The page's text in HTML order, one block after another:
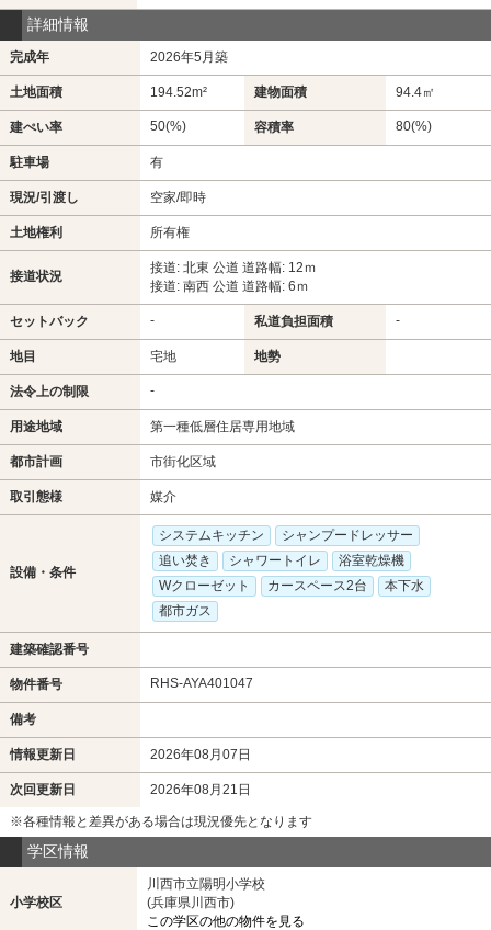
詳細情報
完成年 2026年5月築
土地面積 194.52m² 建物面積 94.4㎡
建ぺい率 50(%) 容積率 80(%)
駐車場 有
現況/引渡し 空家/即時
土地権利 所有権
接道状況
接道: 北東 公道 道路幅: 12ｍ
接道: 南西 公道 道路幅: 6ｍ
セットバック - 私道負担面積 -
地目 宅地 地勢
法令上の制限 -
用途地域 第一種低層住居専用地域
都市計画 市街化区域
取引態様 媒介
設備・条件
システムキッチン
シャンプードレッサー
追い焚き
シャワートイレ
浴室乾燥機
Wクローゼット
カースペース2台
本下水
都市ガス
建築確認番号
物件番号 RHS-AYA401047
備考
情報更新日 2026年08月07日
次回更新日 2026年08月21日
※各種情報と差異がある場合は現況優先となります
学区情報
小学校区
川西市立陽明小学校
(兵庫県川西市)
この学区の他の物件を見る